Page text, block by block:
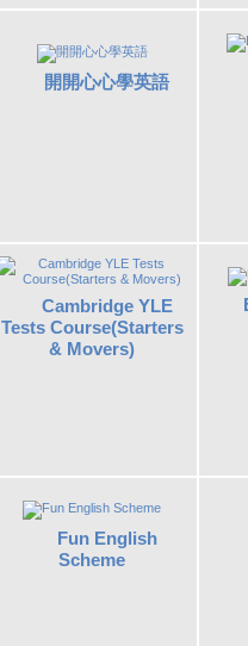
開開心心學英語
Cambridge YLE
Tests Course(Starters
& Movers)
Fun English
Scheme